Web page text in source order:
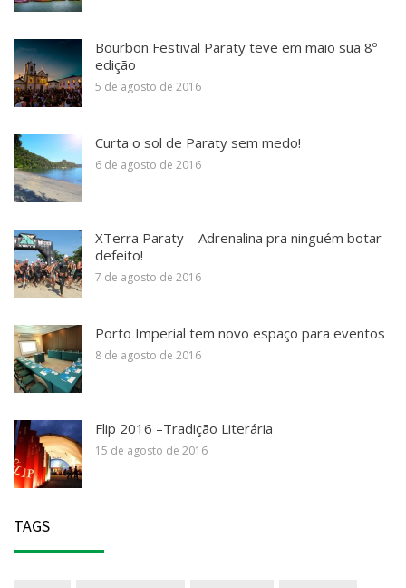
Bourbon Festival Paraty teve em maio sua 8º
edição
5 de agosto de 2016
Curta o sol de Paraty sem medo!
6 de agosto de 2016
XTerra Paraty – Adrenalina pra ninguém botar
defeito!
7 de agosto de 2016
Porto Imperial tem novo espaço para eventos
8 de agosto de 2016
Flip 2016 –Tradição Literária
15 de agosto de 2016
TAGS